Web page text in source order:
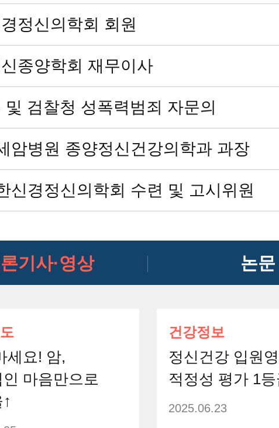
정신의학회 회원
종양학회 재무이사
및 검찰청 성폭력범죄 자문의
암병원 종양정신건강의학과 과장
신경정신의학회 수련 및 고시위원
기사·영상 논문
세요! 암,
마음만으로
건강정보
정신건강 입원
적정성 평가 1
2025.06.23